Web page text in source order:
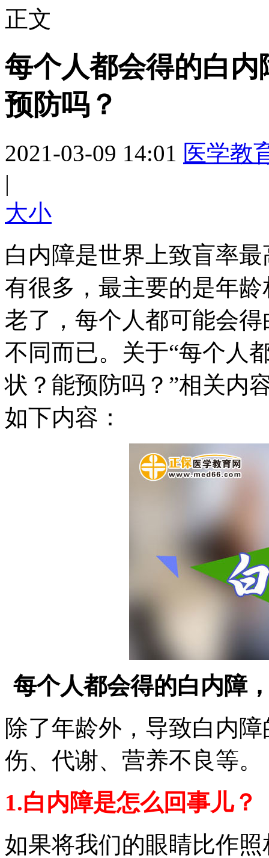
正文
每个人都会得的白
预防吗？
2021-03-09 14:01 医学教
|
大小
白内障是世界上致盲率
有很多，最主要的是年
老了，每个人都可能会
不同而已。关于“每个人
状？能预防吗？”相关内
如下内容：
每个人都会得的白内障
除了年龄外，导致白内
伤、代谢、营养不良等。
1.白内障是怎么回事儿？
如果将我们的眼睛比作